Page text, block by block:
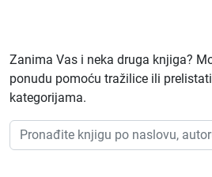
Zanima Vas i neka druga knjiga?
ponudu pomoću tražilice ili
kategorijama.